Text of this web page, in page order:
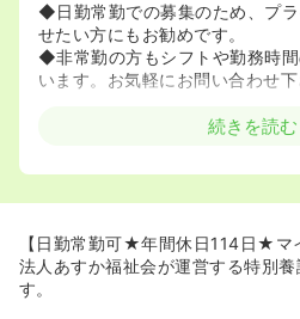
◆日勤常勤での募集のため、プ
せたい方にもお勧めです。
◆非常勤の方もシフトや勤務時
います。お気軽にお問い合わせ下
≪介護・福祉業界でキャリアを積
◆今後益々ニーズが高まること
タリの環境がここにあります。
続きを読む
【日勤常勤可★年間休日114日★マ
法人あすか福祉会が運営する特別
す。